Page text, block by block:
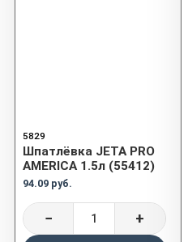
5829
Шпатлёвка JETA PRO
AMERICA 1.5л (55412)
94.09 руб.
− +